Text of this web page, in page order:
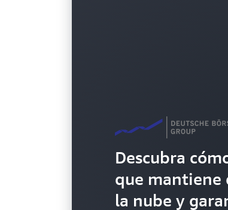
Descubra
que mantiene
la nube y
Obtenga
Tameshi